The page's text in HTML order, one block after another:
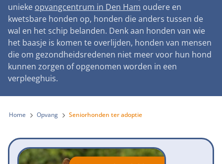
Landelijke registratie bijtincidenten
Verantwoord fokbeleid
Landelijk vuurwerkverbod
Verplichte pre-aanschaf cursus
Gemeentelijk meldpunt bijtincidenten
Bescherming tegen grasaren
Lezingen
Symposium Gemeentelijk Dierenbeleid
Teken onze petitie
Steun als bedrijf
Adopteer een seniorhond
Sponsor een seniorhond
Steun als vrijwilliger
Honden voor Honden Loop
Wat wij doen
Onze organisatie
Samenwerking
Jaarverslag
Vacatures
Donateursmagazine Hond
Onze successen voor honden
Contactgegevens
Pers
Nieuws
Nieuwsbrief
Incassodata
Zoeken
unieke opvangcentrum in Den Ham oudere en
kwetsbare honden op, honden die anders tussen de
wal en het schip belanden. Denk aan honden van wie
het baasje is komen te overlijden, honden van mensen
die om gezondheidsredenen niet meer voor hun hond
kunnen zorgen of opgenomen worden in een
verpleeghuis.
Home Opvang Seniorhonden ter adoptie